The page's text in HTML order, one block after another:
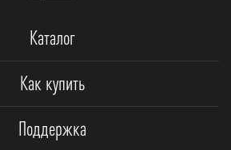
Каталог
Как купить
Поддержка